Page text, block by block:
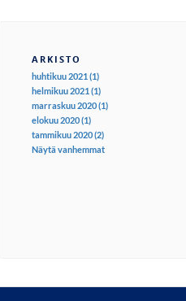
ARKISTO
huhtikuu 2021 (1)
helmikuu 2021 (1)
marraskuu 2020 (1)
elokuu 2020 (1)
tammikuu 2020 (2)
Näytä vanhemmat